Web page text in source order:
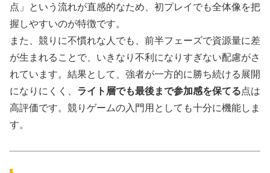
点」という流れが直感的なため、初プレイでも全体像を把
握しやすいのが特徴です。
また、競りに不慣れな人でも、前半フェーズで資源量に差
が生まれることで、いきなり不利になりすぎない配慮がさ
れています。結果として、強者が一方的に勝ち続ける展開
になりにくく、 ライト層でも最後まで参加感を保てる点は
高評価です。競りゲームの入門用としても十分に機能しま
す。